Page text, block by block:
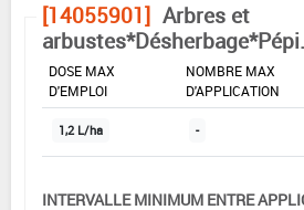
[14055901] Arbres et
DOSE MAX
D'EMPLOI
NOMBRE MAX
D'APPLICATION
1,2 L/ha -
INTERVALLE MINIMUM ENTRE